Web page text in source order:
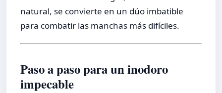
natural, se convierte en un dúo imbatible
para combatir las manchas más difíciles.
Paso a paso para un inodoro
impecable